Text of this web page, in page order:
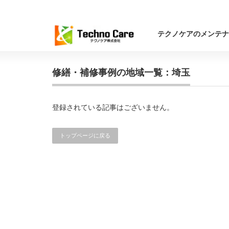
テクノケアのメンテ
修繕・補修事例の地域一覧：埼玉
登録されている記事はございません。
トップページに戻る